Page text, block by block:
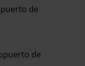
de
de